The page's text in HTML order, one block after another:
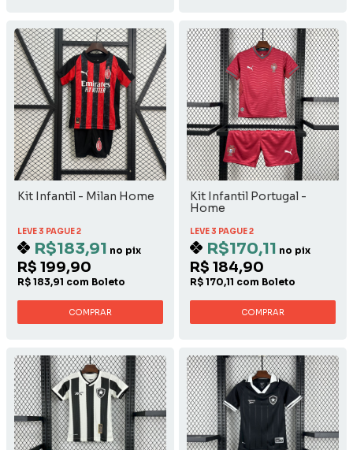
Kit Infantil - Milan Home
LEVE 3 PAGUE 2
R$183,91 no pix
R$ 199,90
R$ 183,91 com Boleto
COMPRAR
Kit Infantil Portugal -
Home
LEVE 3 PAGUE 2
R$170,11 no pix
R$ 184,90
R$ 170,11 com Boleto
COMPRAR